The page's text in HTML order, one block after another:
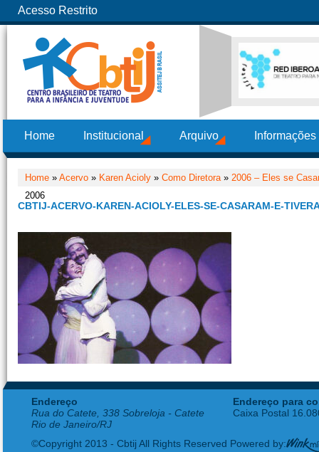
Acesso Restrito
Home Institucional Arquivo
Home » Acervo » Karen Acioly » Como Diretora» 2006 – Eles se
2006
CBTIJ-ACERVO-KAREN-ACIOLY-ELES-SE-CASARAM-E-
Endereço
Rua do Catete, 338 Sobreloja - Catete
Rio de Janeiro/RJ
Endereço para
Caixa Postal
©Copyright 2013 - Cbtij All Rights Reserved Powered by: